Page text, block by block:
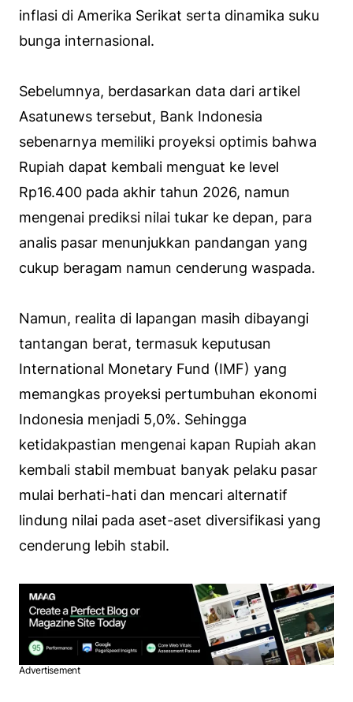
inflasi di Amerika Serikat serta dinamika suku
bunga internasional.
Sebelumnya, berdasarkan data dari artikel
Asatunews tersebut, Bank Indonesia
sebenarnya memiliki proyeksi optimis bahwa
Rupiah dapat kembali menguat ke level
Rp16.400 pada akhir tahun 2026, namun
mengenai prediksi nilai tukar ke depan, para
analis pasar menunjukkan pandangan yang
cukup beragam namun cenderung waspada.
Namun, realita di lapangan masih dibayangi
tantangan berat, termasuk keputusan
International Monetary Fund (IMF) yang
memangkas proyeksi pertumbuhan ekonomi
Indonesia menjadi 5,0%. Sehingga
ketidakpastian mengenai kapan Rupiah akan
kembali stabil membuat banyak pelaku pasar
mulai berhati-hati dan mencari alternatif
lindung nilai pada aset-aset diversifikasi yang
cenderung lebih stabil.
Advertisement